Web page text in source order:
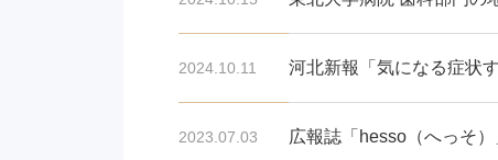
2024.10.11 河北新報「気になる症状
2023.07.03 広報誌「hesso（へっそ